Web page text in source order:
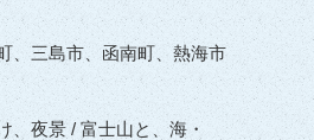
、三島市、函南町、熱海市
、夜景 / 富士山と、海・